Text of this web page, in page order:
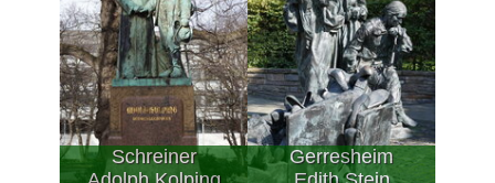
Schreiner
Gerresheim